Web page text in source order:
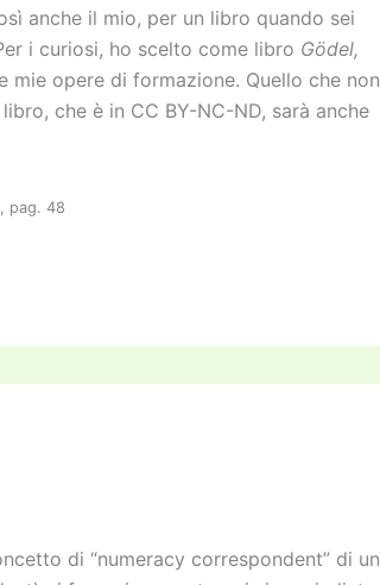
anche il mio, per un libro quando sei
i curiosi, ho scelto come libro Gödel,
mie opere di formazione. Quello che non
che è in CC BY-NC-ND, sarà anche
, pag. 48
di “numeracy correspondent” di un